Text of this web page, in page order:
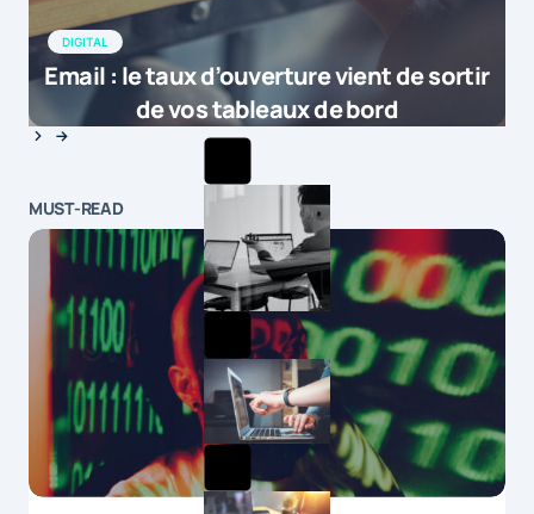
DIGITAL
Email : le taux d’ouverture vient de sortir
de vos tableaux de bord
MUST-READ